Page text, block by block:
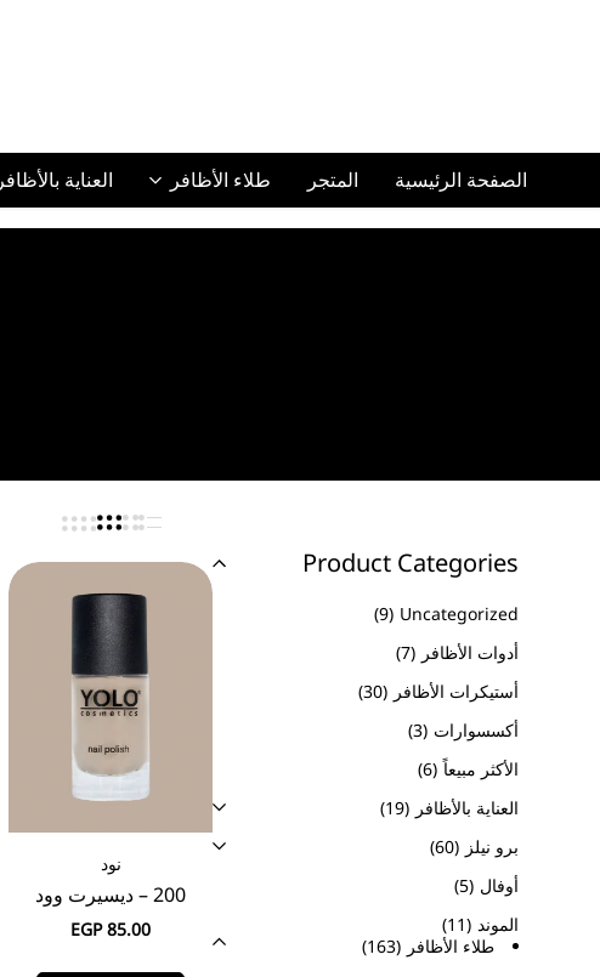
الصفحة الرئيسية المتجر طلاء الأظافر العناية بالأظافر
Product Categories
Uncategorized
9
أدوات الأظافر
7
أستيكرات الأظافر
30
أكسسوارات 3
الأكثر مبيعاً 6
العناية بالأظافر
19
برو نيلز
60
أوفال 5
الموند
11
طلاء الأظافر
163
نود
200 – ديسيرت وود
EGP85.00